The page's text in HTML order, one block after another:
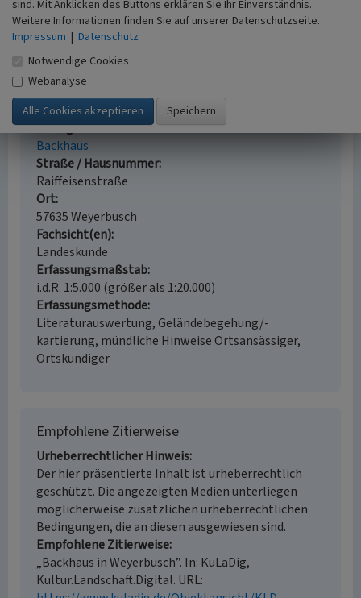
viele“ (abgerufen 10.01.2022)
www.weyerbusch.de: Weyerbuscher Brodverein (abgerufen
10.01.2022)
Backhaus in Weyerbusch
Schlagwörter
Backhaus
Straße / Hausnummer
Raiffeisenstraße
Ort
57635 Weyerbusch
Fachsicht(en)
Landeskunde
Erfassungsmaßstab
i.d.R. 1:5.000 (größer als 1:20.000)
Erfassungsmethode
Literaturauswertung, Geländebegehung/-
kartierung, mündliche Hinweise Ortsansässiger,
Ortskundiger
Empfohlene Zitierweise
Urheberrechtlicher Hinweis
Der hier präsentierte Inhalt ist urheberrechtlich
geschützt. Die angezeigten Medien unterliegen
möglicherweise zusätzlichen urheberrechtlichen
Bedingungen, die an diesen ausgewiesen sind.
Empfohlene Zitierweise
„Backhaus in Weyerbusch”. In: KuLaDig,
Kultur.Landschaft.Digital. URL:
sind. Mit Anklicken des Buttons erklären Sie Ihr Einverständnis.
Weitere Informationen finden Sie auf unserer Datenschutzseite.
Impressum | Datenschutz
Notwendige Cookies
Webanalyse